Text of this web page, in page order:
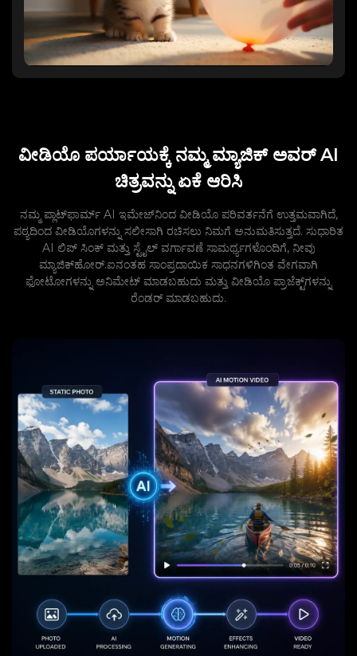
ವೀಡಿಯೊ ಪರ್ಯಾಯಕ್ಕೆ ನಮ್ಮ ಮ್ಯಾಜಿಕ್ ಅವರ್ AI
ಚಿತ್ರವನ್ನು ಏಕೆ ಆರಿಸಿ
ನಮ್ಮ ಪ್ಲಾಟ್‌ಫಾರ್ಮ್ AI ಇಮೇಜ್‌ನಿಂದ ವೀಡಿಯೊ ಪರಿವರ್ತನೆಗೆ ಉತ್ತಮವಾಗಿದೆ,
ಪಠ್ಯದಿಂದ ವೀಡಿಯೊಗಳನ್ನು ಸಲೀಸಾಗಿ ರಚಿಸಲು ನಿಮಗೆ ಅನುಮತಿಸುತ್ತದೆ. ಸುಧಾರಿತ
AI ಲಿಪ್ ಸಿಂಕ್ ಮತ್ತು ಸ್ಟೈಲ್ ವರ್ಗಾವಣೆ ಸಾಮರ್ಥ್ಯಗಳೊಂದಿಗೆ, ನೀವು
ಮ್ಯಾಜಿಕ್‌ಹೋರ್.ಐನಂತಹ ಸಾಂಪ್ರದಾಯಿಕ ಸಾಧನಗಳಿಗಿಂತ ವೇಗವಾಗಿ
ಫೋಟೋಗಳನ್ನು ಅನಿಮೇಟ್ ಮಾಡಬಹುದು ಮತ್ತು ವೀಡಿಯೊ ಪ್ರಾಜೆಕ್ಟ್‌ಗಳನ್ನು
ರೆಂಡರ್ ಮಾಡಬಹುದು.